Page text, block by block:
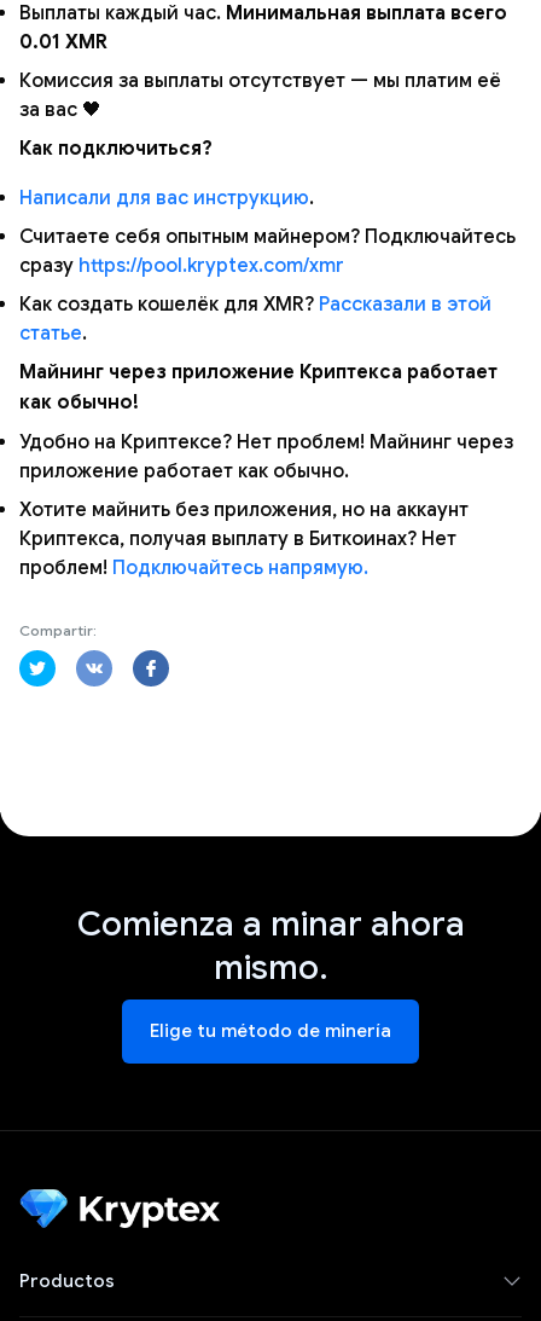
Выплаты каждый час. Минимальная выплата всего
0.01 XMR
Комиссия за выплаты отсутствует — мы платим её
за вас 🖤
Как подключиться?
Написали для вас инструкцию.
Считаете себя опытным майнером? Подключайтесь
сразу https://pool.kryptex.com/xmr
Как создать кошелёк для XMR? Рассказали в этой
статье.
Майнинг через приложение Криптекса работает
как обычно!
Удобно на Криптексе? Нет проблем! Майнинг через
приложение работает как обычно.
Хотите майнить без приложения, но на аккаунт
Криптекса, получая выплату в Биткоинах? Нет
проблем! Подключайтесь напрямую.
Compartir:
Comienza a minar ahora
mismo.
Elige tu método de minería
Productos